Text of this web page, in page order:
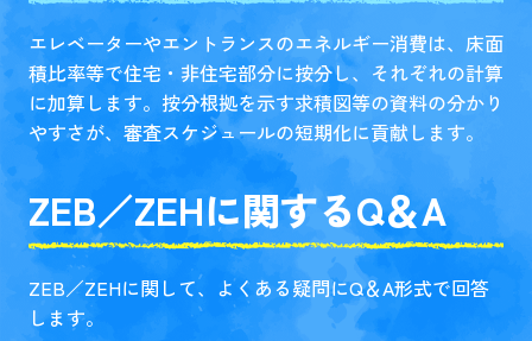
エレベーターやエントランスのエネルギー消費は、床面
積比率等で住宅・非住宅部分に按分し、それぞれの計算
に加算します。按分根拠を示す求積図等の資料の分かり
やすさが、審査スケジュールの短期化に貢献します。
ZEB／ZEHに関するQ＆A
ZEB／ZEHに関して、よくある疑問にQ＆A形式で回答
します。